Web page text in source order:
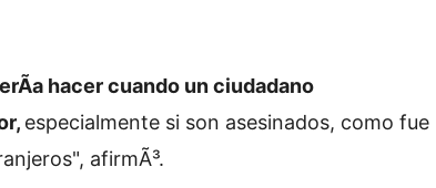
hacer cuando un ciudadano
especialmente si son asesinados, como fue
afirmÃ³.